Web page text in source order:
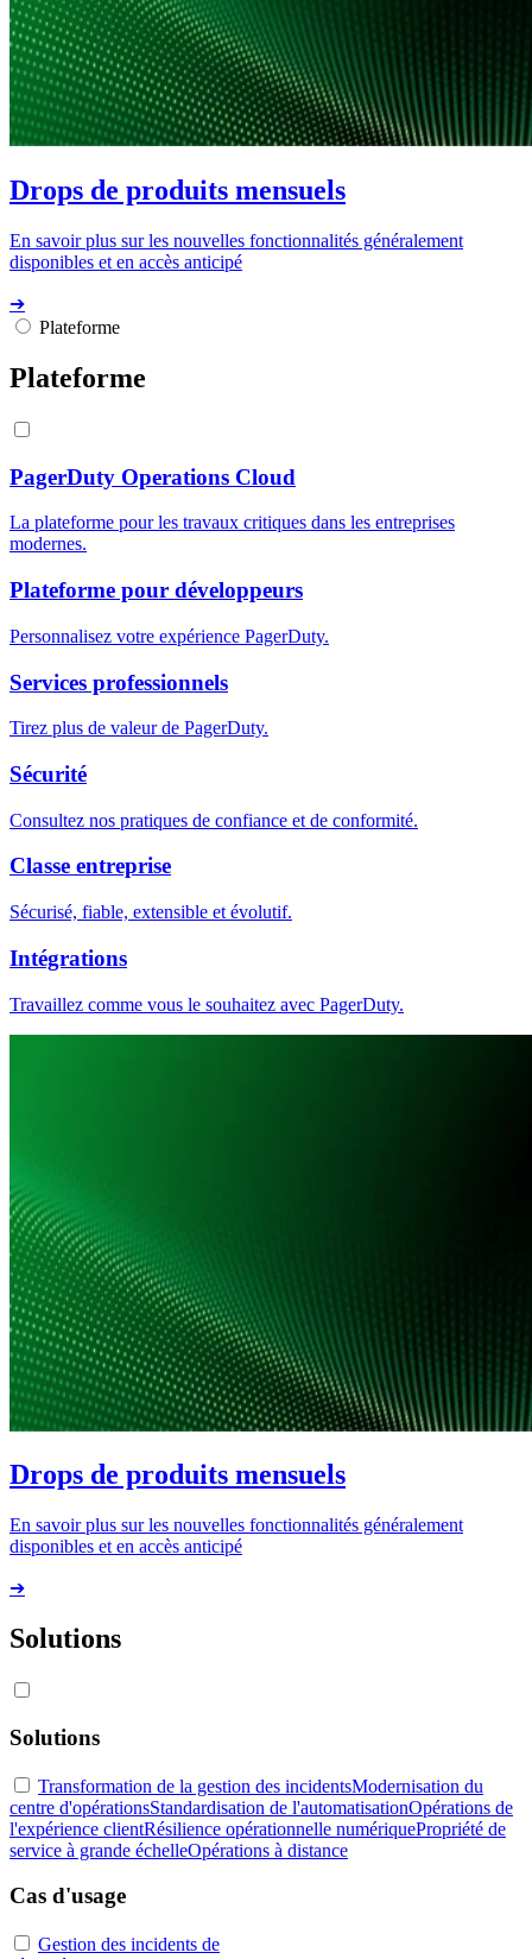
Drops de produits mensuels
En savoir plus sur les nouvelles fonctionnalités généralement
disponibles et en accès anticipé
➔
Plateforme
Plateforme
PagerDuty Operations Cloud
La plateforme pour les travaux critiques dans les entreprises
modernes.
Plateforme pour développeurs
Personnalisez votre expérience PagerDuty.
Services professionnels
Tirez plus de valeur de PagerDuty.
Sécurité
Consultez nos pratiques de confiance et de conformité.
Classe entreprise
Sécurisé, fiable, extensible et évolutif.
Intégrations
Travaillez comme vous le souhaitez avec PagerDuty.
Drops de produits mensuels
En savoir plus sur les nouvelles fonctionnalités généralement
disponibles et en accès anticipé
➔
Solutions
Solutions
Transformation de la gestion des incidentsModernisation du
centre d'opérationsStandardisation de l'automatisationOpérations de
l'expérience clientRésilience opérationnelle numériquePropriété de
service à grande échelleOpérations à distance
Cas d'usage
Gestion des incidents de